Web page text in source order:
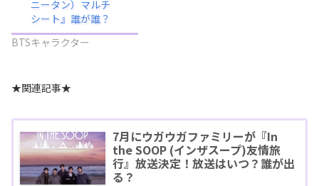
ニータン）マルチ
シート』誰が誰？
BTSキャラクター
★関連記事★
7月にウガウガファミリーが『In
the SOOP (インザスープ)友情旅
行』放送決定！放送はいつ？誰が出
る？